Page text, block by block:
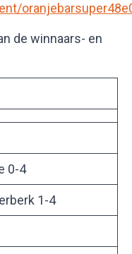
de winnaars- en
0-4
1-4